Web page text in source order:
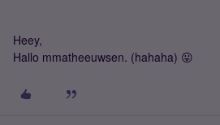
Heey,
Hallo mmatheeuwsen. (hahaha) 😛